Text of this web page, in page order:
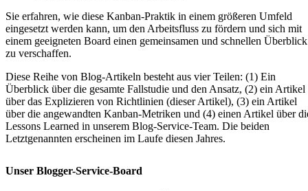
Sie erfahren, wie diese Kanban-Praktik in einem größeren Umfeld
eingesetzt werden kann, um den Arbeitsfluss zu fördern und sich mit
einem geeigneten Board einen gemeinsamen und schnellen Überblick
zu verschaffen.
Diese Reihe von Blog-Artikeln besteht aus vier Teilen: (1) Ein
Überblick über die gesamte Fallstudie und den Ansatz, (2) ein Artikel
über das Explizieren von Richtlinien (dieser Artikel), (3) ein Artikel
über die angewandten Kanban-Metriken und (4) einen Artikel über
Lessons Learned in unserem Blog-Service-Team. Die beiden
Letztgenannten erscheinen im Laufe diesen Jahres.
Unser Blogger-Service-Board